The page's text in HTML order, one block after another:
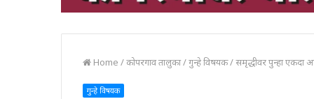
Home /कोपरगाव तालुका/गुन्हे विषयक/समृद्धीवर पुन्हा एकदा
गुन्हे विषयक